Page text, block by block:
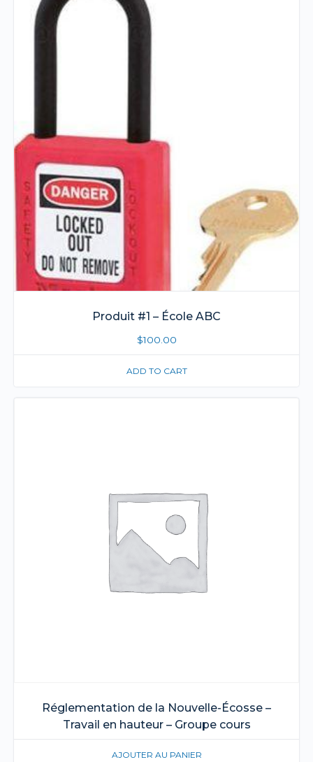
Produit #1 – École ABC
$100.00
ADD TO CART
Réglementation de la Nouvelle-Écosse –
Travail en hauteur – Groupe cours
AJOUTER AU PANIER